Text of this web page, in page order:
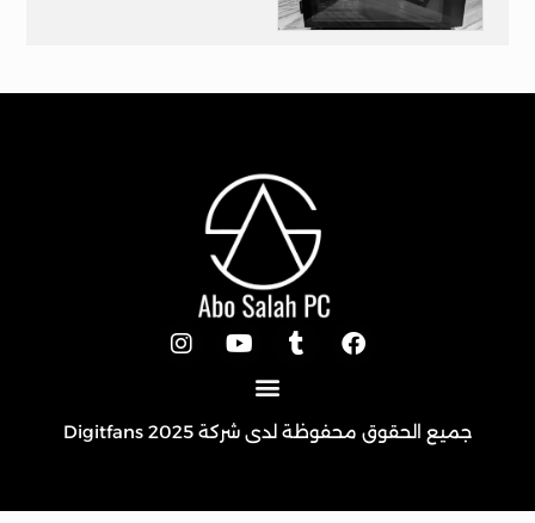
جميع الحقوق محفوظة لدى شركة 2025 Digitfans